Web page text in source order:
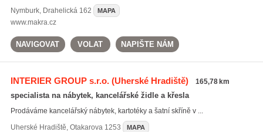
Nymburk, Drahelická 162 MAPA
www.makra.cz
NAVIGOVAT VOLAT NAPIŠTE NÁM
INTERIER GROUP s.r.o.(Uherské Hradiště) 165,78 km
specialista na nábytek, kancelářské židle a křesla
Prodáváme kancelářský nábytek, kartotéky a šatní skříně v ...
Uherské Hradiště, Otakarova 1253 MAPA